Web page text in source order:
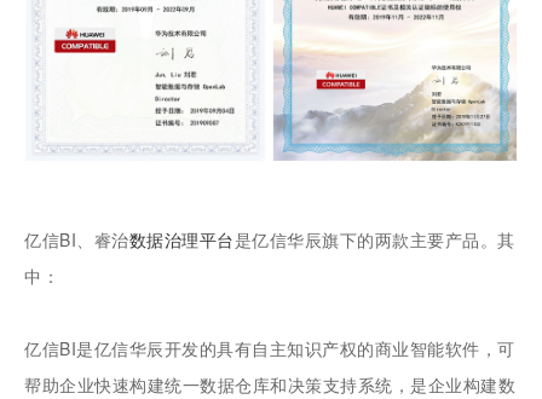
亿信BI、睿治数据治理平台是亿信华辰旗下的两款主要产品。其
中：
亿信BI是亿信华辰开发的具有自主知识产权的商业智能软件，可
帮助企业快速构建统一数据仓库和决策支持系统，是企业构建数